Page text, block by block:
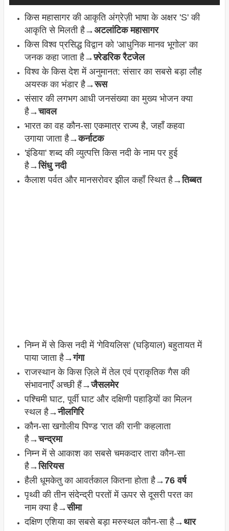
किस महासागर की आकृति अंग्रेज़ी भाषा के अक्षर 'S' की
आकृति से मिलती है→अटलांटिक महासागर
किस विश्व प्रसिद्ध विद्वान को 'आधुनिक मानव भूगोल' का
जनक कहा जाता है→फ़्रेडरिक रैटजेल
विश्व के किस देश में अनुमानत: संसार का सबसे बड़ा लौह
अयस्क का भंडार है→रूस
संसार की लगभग आधी जनसंख्या का मुख्य भोजन क्या
है→चावल
भारत का वह कौन-सा एकमात्र राज्य है, जहाँ कहवा
उगाया जाता है→कर्नाटक
'इंडिया' शब्द की व्युत्पत्ति किस नदी के नाम पर हुई
है→सिंधु नदी
कैलाश पर्वत और मानसरोवर झील कहाँ स्थित है→तिब्बत
निम्न में से किस नदी में 'गेवियलिस' (घड़ियाल) बहुतायत में
पाया जाता है→गंगा
राजस्थान के किस ज़िले में तेल एवं प्राकृतिक गैस की
संभावनाएँ अच्छी हैं→जैसलमेर
पश्चिमी घाट, पूर्वी घाट और दक्षिणी पहाड़ियों का मिलन
स्थल है→नीलगिरि
कौन-सा खगोलीय पिण्ड 'रात की रानी' कहलाता
है→चन्द्रमा
निम्न में से आकाश का सबसे चमकदार तारा कौन-सा
है→सिरियस
हैली धूमकेतु का आवर्तकाल कितना होता है→76 वर्ष
पृथ्वी की तीन संदेन्द्री परतों में ऊपर से दूसरी परत का
नाम क्या है→सीमा
दक्षिण एशिया का सबसे बड़ा मरुस्थल कौन-सा है→थार